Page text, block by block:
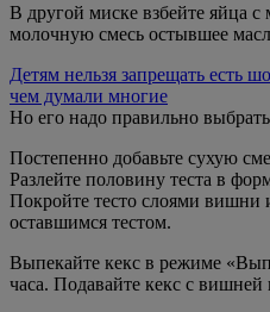
В другой миске взбейте яйца
молочную смесь остывшее
Детям нельзя запрещать есть
чем думали многие
Но его надо правильно
Постепенно добавьте сухую
Разлейте половину теста в
Покройте тесто слоями вишни
оставшимся тестом.
Выпекайте кекс в режиме
часа. Подавайте кекс с